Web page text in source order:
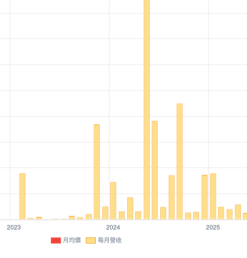
月均價 每月營收